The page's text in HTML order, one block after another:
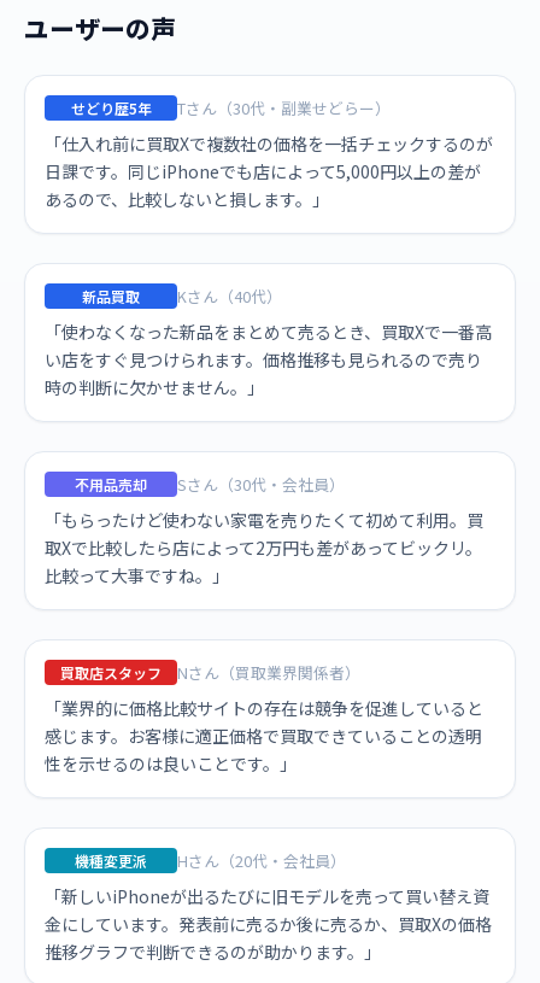
ユーザーの声
せどり歴5年 Tさん（30代・副業せどらー）
「仕入れ前に買取Xで複数社の価格を一括チェックするのが
日課です。同じiPhoneでも店によって5,000円以上の差が
あるので、比較しないと損します。」
新品買取 Kさん（40代）
「使わなくなった新品をまとめて売るとき、買取Xで一番高
い店をすぐ見つけられます。価格推移も見られるので売り
時の判断に欠かせません。」
不用品売却 Sさん（30代・会社員）
「もらったけど使わない家電を売りたくて初めて利用。買
取Xで比較したら店によって2万円も差があってビックリ。
比較って大事ですね。」
買取店スタッフ Nさん（買取業界関係者）
「業界的に価格比較サイトの存在は競争を促進していると
感じます。お客様に適正価格で買取できていることの透明
性を示せるのは良いことです。」
機種変更派 Hさん（20代・会社員）
「新しいiPhoneが出るたびに旧モデルを売って買い替え資
金にしています。発表前に売るか後に売るか、買取Xの価格
推移グラフで判断できるのが助かります。」